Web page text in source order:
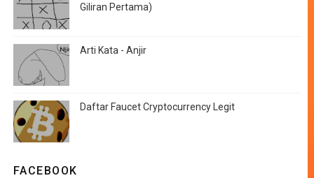
Giliran Pertama)
Arti Kata - Anjir
Daftar Faucet Cryptocurrency Legit
FACEBOOK